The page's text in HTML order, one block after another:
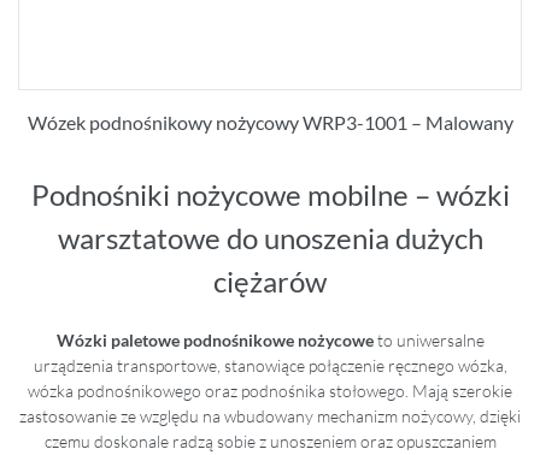
Wózek podnośnikowy nożycowy WRP3-1001 – Malowany
Podnośniki nożycowe mobilne – wózki
warsztatowe do unoszenia dużych
ciężarów
Wózki paletowe podnośnikowe nożycoweto uniwersalne
urządzenia transportowe, stanowiące połączenie ręcznego wózka,
wózka podnośnikowego oraz podnośnika stołowego. Mają szerokie
zastosowanie ze względu na wbudowany mechanizm nożycowy, dzięki
czemu doskonale radzą sobie z unoszeniem oraz opuszczaniem